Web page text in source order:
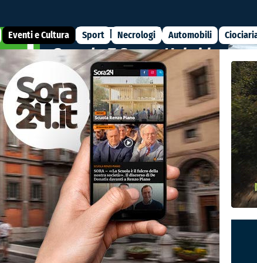
Eventi e Cultura Sport Necrologi Automobili